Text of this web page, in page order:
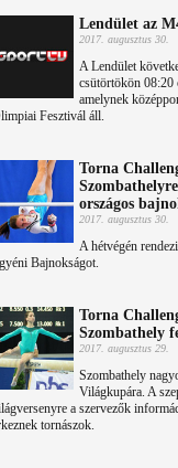
Lendület az
2017. augusztus 30.
A Lendület
csütörtökön 08:20
amelynek
Fesztivál áll.
Torna
országos
2017. augusztus 30.
A hétvégén
Bajnokságot.
Torna
Szombathely
2017. augusztus 29.
Szombathely
Világkupára. A
a szervezők
tornászok.